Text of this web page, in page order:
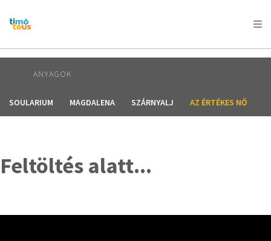
AFRICA
AMERICA / CARIBBEAN
OCEANIA
ANYAGOK
SOULARIUM MAGDALENA SZÁRNYALJ AZ ÉRTÉKES NŐ
Feltöltés alatt...